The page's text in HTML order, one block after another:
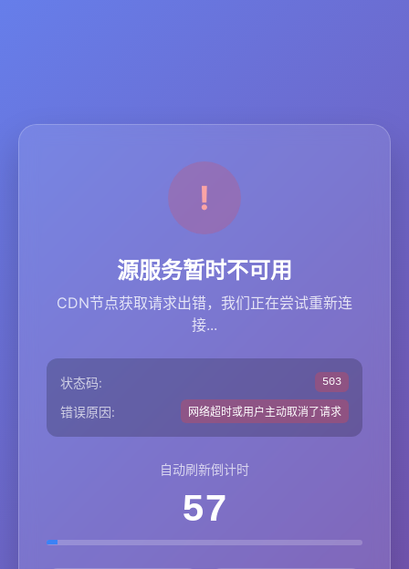
源服务暂时不可用
CDN节点获取请求出错，我们正在尝试重新连
接...
状态码: 503
错误原因: 网络超时或用户主动取消了请求
自动刷新倒计时
57